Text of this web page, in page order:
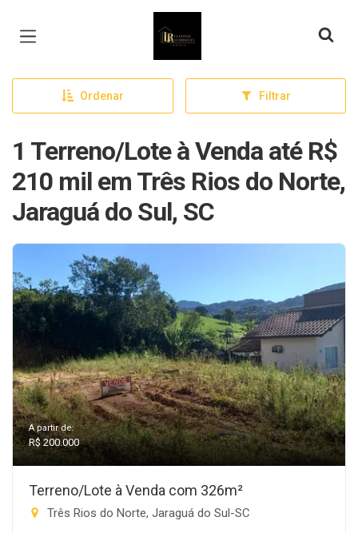
Página inicial
Ordenar Filtrar
1 Terreno/Lote à Venda até R$
210 mil em Três Rios do Norte,
Jaraguá do Sul, SC
A partir de:
R$ 200.000
Terreno/Lote à Venda com 326m²
Três Rios do Norte, Jaraguá do Sul-SC